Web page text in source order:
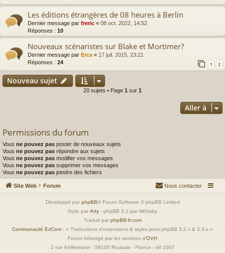
Les éditions étrangères de 08 heures à Berlin
Dernier message par freric « 08 oct. 2022, 14:52
Réponses : 10
Nouveaux scénaristes sur Blake et Mortimer?
Dernier message par Erca « 17 juil. 2015, 23:21
Réponses : 24 1 2
Nouveau sujet
20 sujets • Page 1 sur 1
Aller à
Permissions du forum
Vous ne pouvez pas poster de nouveaux sujets
Vous ne pouvez pas répondre aux sujets
Vous ne pouvez pas modifier vos messages
Vous ne pouvez pas supprimer vos messages
Vous ne pouvez pas joindre des fichiers
Site Web Forum Nous contacter
Développé par phpBB® Forum Software © phpBB Limited
Style par Arty - phpBB 3.2 par MrGaby
Traduit par phpBB-fr.com
Communauté EzCom : « Traductions d'extensions & styles pour phpBB 3.2.x & 3.3.x »
Forum hébergé par les services d’OVH
2 rue Kellermann - 59100 Roubaix - France - tél 1007